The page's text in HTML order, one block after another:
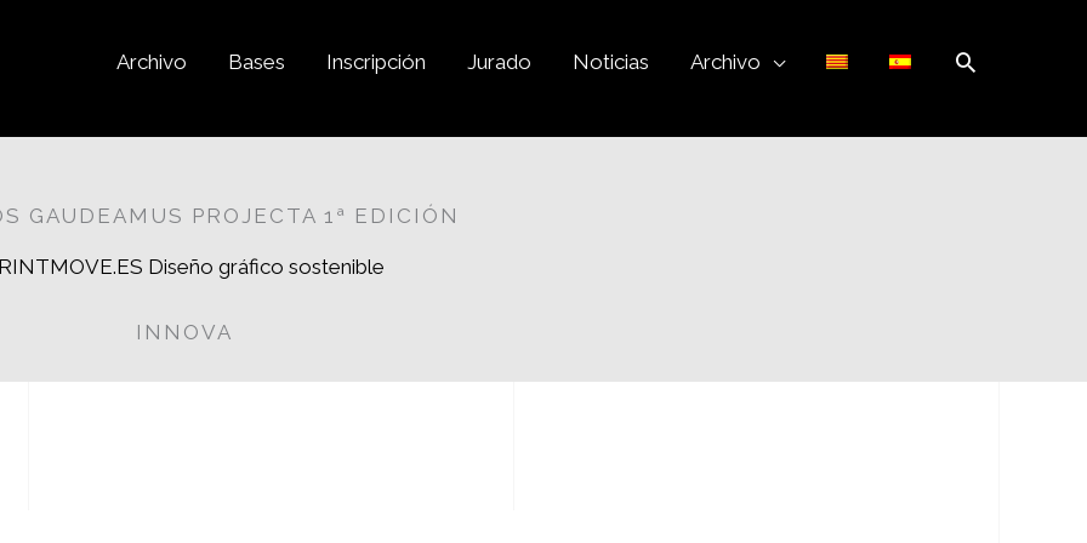
Archivo Bases Inscripción Jurado Noticias Archivo Buscar
GAUDEAMUS PROJECTA 1ª EDICIÓN
Diseño gráfico sostenible
INNOVA